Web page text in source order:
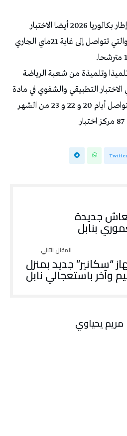
وتنطلق بداية من اليوم وفي إطار بكالوريا 2026 أيضا الاختبار
التطبيقي في مادة الاعلامية والتي تتواصل إلى غاية 21ماي الجاري
نفس الإطار يجتاز 2064تلميذا وتلميذة من شعبة الرياضة
ماي الجاري الاختبار التطبيقي والشفوي في مادة
الاختصاص الرياضي والذي يتواصل أيام 20 و 22 و 23 من الشهر
Twitter
إنعاش جديدة
بنابل
“سكانير” جديد بمنزل
وآخر باستعجالي نابل
مريم يحياوي